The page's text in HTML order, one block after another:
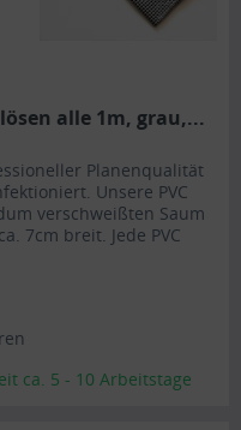
alle 1m, grau,...
Planenqualität
Unsere PVC
verschweißten Saum
7cm breit. Jede PVC
ca. 5 - 10 Arbeitstage